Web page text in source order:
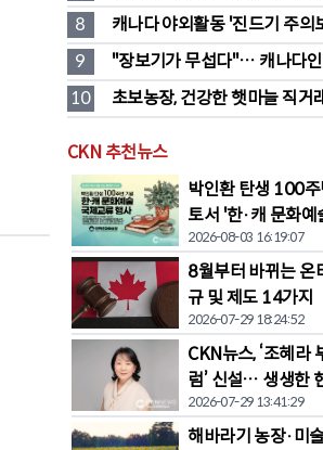
첫 홀인원 주인공
8
캐나다 야외활동 '진드기 주
때 올바른 대처법은?
9
"장보기가 무섭다"… 캐나다
품값이 가장 부담'
10
초보농장, 건강한 햇마늘 직
든 전통 장류도 판매
CKN 추천뉴스
박인환 탄생 100
토서 '한·캐 문화예
열린다
2026-08-03 16:19:07
8월부터 바뀌는 온
규 및 제도 14가지
2026-07-29 18:24:52
CKN뉴스, ‘조혜라
럼’ 신설… 생생한
공유
2026-07-29 13:41:29
해바라기 농장·미